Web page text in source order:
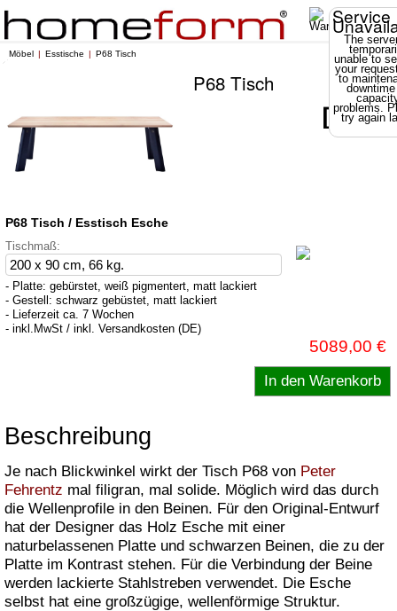
Service
The
unable to
your
to
problems.
try again
Möbel Esstische P68 Tisch
P68 Tisch
P68 Tisch / Esstisch Esche
Tischmaß:
- Platte: gebürstet, weiß pigmentert, matt lackiert
- Gestell: schwarz gebüstet, matt lackiert
- Lieferzeit ca. 7 Wochen
- inkl.MwSt / inkl. Versandkosten (DE)
5089,00 €
Beschreibung
Je nach Blickwinkel wirkt der Tisch P68 von Peter
Fehrentz mal filigran, mal solide. Möglich wird das durch
die Wellenprofile in den Beinen. Für den Original-Entwurf
hat der Designer das Holz Esche mit einer
naturbelassenen Platte und schwarzen Beinen, die zu der
Platte im Kontrast stehen. Für die Verbindung der Beine
werden lackierte Stahlstreben verwendet. Die Esche
selbst hat eine großzügige, wellenförmige Struktur.